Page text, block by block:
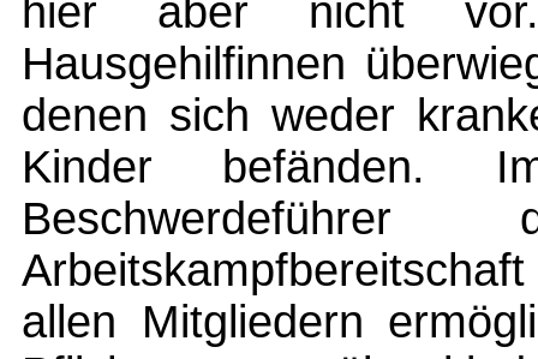
hier aber nicht
Hausgehilfinnen
denen sich weder
Kinder befänden.
allen Mitgliedern